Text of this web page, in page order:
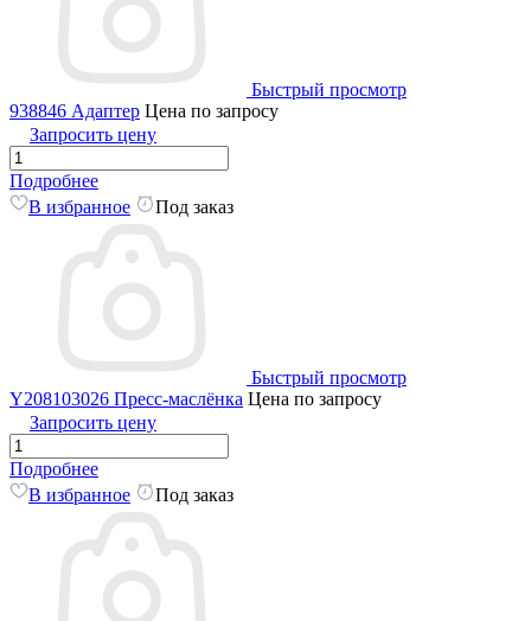
Быстрый просмотр
938846 Адаптер Цена по запросу
Запросить цену
Подробнее
В избранное
Под заказ
Быстрый просмотр
Y208103026 Пресс-маслёнка Цена по запросу
Запросить цену
Подробнее
В избранное
Под заказ